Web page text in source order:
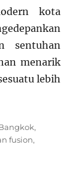
kota
sentuhan
menarik
lebih
,
fusion,